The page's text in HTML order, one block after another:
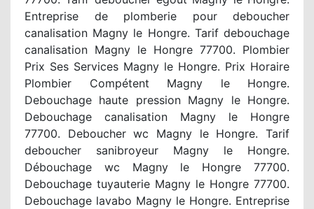
Entreprise de plomberie pour deboucher
canalisation Magny le Hongre. Tarif debouchage
canalisation Magny le Hongre 77700. Plombier
Prix Ses Services Magny le Hongre. Prix Horaire
Plombier Compétent Magny le Hongre.
Debouchage haute pression Magny le Hongre.
Debouchage canalisation Magny le Hongre
77700. Deboucher wc Magny le Hongre. Tarif
deboucher sanibroyeur Magny le Hongre.
Débouchage wc Magny le Hongre 77700.
Debouchage tuyauterie Magny le Hongre 77700.
Debouchage lavabo Magny le Hongre. Entreprise